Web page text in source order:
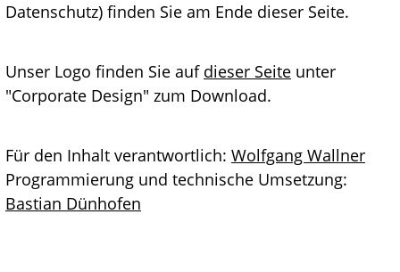
Datenschutz) finden Sie am Ende dieser Seite.
Unser Logo finden Sie auf dieser Seite unter
"Corporate Design" zum Download.
Für den Inhalt verantwortlich: Wolfgang Wallner
Programmierung und technische Umsetzung:
Bastian Dünhofen